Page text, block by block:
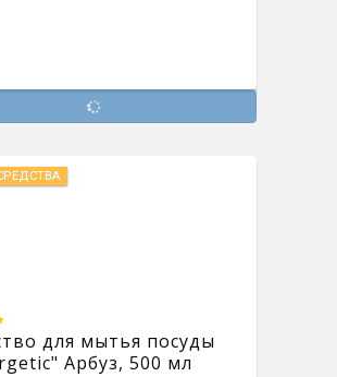
для мытья посуды
Арбуз, 500 мл